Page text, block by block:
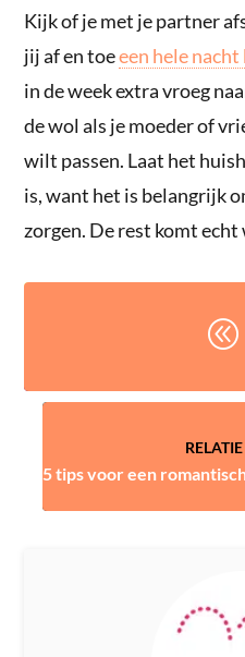
Kijk of je met je partner
jij af en toeeen hele
in de week extra vroeg
de wol als je moeder of
wilt passen. Laat het
is, want het is belangrijk
zorgen. De rest komt echt
@
RELATIE
5 tips voor een